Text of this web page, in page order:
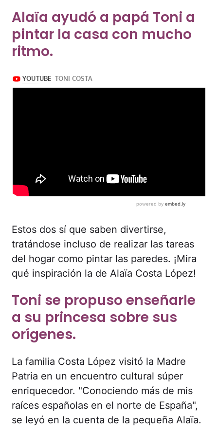
Alaïa ayudó a papá Toni a
pintar la casa con mucho
ritmo.
Estos dos sí que saben divertirse,
tratándose incluso de realizar las tareas
del hogar como pintar las paredes. ¡Mira
qué inspiración la de Alaïa Costa López!
Toni se propuso enseñarle
a su princesa sobre sus
orígenes.
La familia Costa López visitó la Madre
Patria en un encuentro cultural súper
enriquecedor. "Conociendo más de mis
raíces españolas en el norte de España",
se leyó en la cuenta de la pequeña Alaïa.